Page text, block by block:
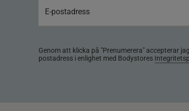
Genom att klicka på "Prenumerera" accepterar
postadress i enlighet med Bodystores